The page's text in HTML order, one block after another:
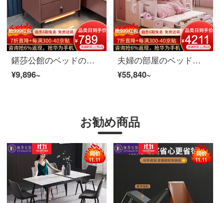
鍖莎公館のベッドの頭の棚北欧の軽い贅沢な知能の無線充電のイタリア式のきわめて簡単な寝室の引き出しの収納物の本当の木の食器棚の家具の寝棚*1知能の感知灯+無線の充電+Bluetooth音響
¥9,896~
夫婦の部屋のベッドの子供用ベッドの二階の上にベッドを敷いて、小さな女の子の高低の子母ベッドの青少年の学生のベッドルームの家具の小さい箪笥：高低のベッド+本棚+階段の箱の1.5 m
¥55,840~
お勧め商品